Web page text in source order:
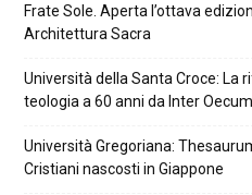
Frate Sole. Aperta l’ottava
Architettura Sacra
Università della Santa Croce: La
teologia a 60 anni da Inter
Università Gregoriana:
Cristiani nascosti in Giappone